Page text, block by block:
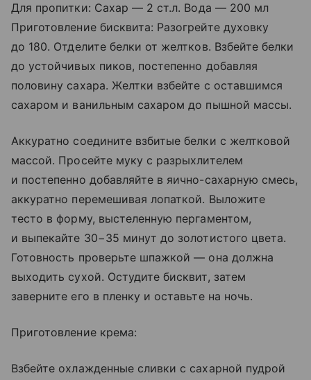
Для пропитки: Сахар — 2 ст.л. Вода — 200 мл
Приготовление бисквита: Разогрейте духовку
до 180. Отделите белки от желтков. Взбейте белки
до устойчивых пиков, постепенно добавляя
половину сахара. Желтки взбейте с оставшимся
сахаром и ванильным сахаром до пышной массы.
Аккуратно соедините взбитые белки с желтковой
массой. Просейте муку с разрыхлителем
и постепенно добавляйте в яично-сахарную смесь,
аккуратно перемешивая лопаткой. Выложите
тесто в форму, выстеленную пергаментом,
и выпекайте 30−35 минут до золотистого цвета.
Готовность проверьте шпажкой — она должна
выходить сухой. Остудите бисквит, затем
заверните его в пленку и оставьте на ночь.
Приготовление крема:
Взбейте охлажденные сливки с сахарной пудрой